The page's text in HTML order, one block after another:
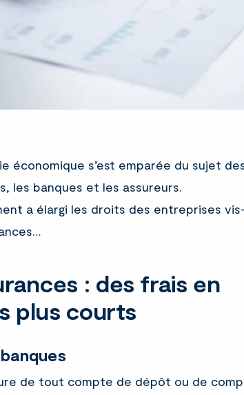
économique s’est emparée du sujet
les banques et les assureurs.
a élargi les droits des entreprises
: des frais en
plus courts
de tout compte de dépôt ou de